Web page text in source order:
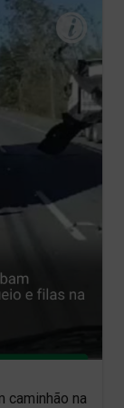
caminhão na